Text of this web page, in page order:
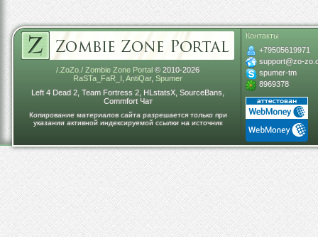
/.ZoZo./ Zombie Zone Portal © 2010-2026
RaSTa_FaR_I AntiQar, Spumer
Left 4 Dead 2, Team Fortress 2, HLstatsX, SourceBans,
Commfort Чат
Копирование материалов сайта разрешается только при
указании активной индексируемой ссылки на источник
Контакты
+79505619971
support@zo-
spumer-tm
8969378